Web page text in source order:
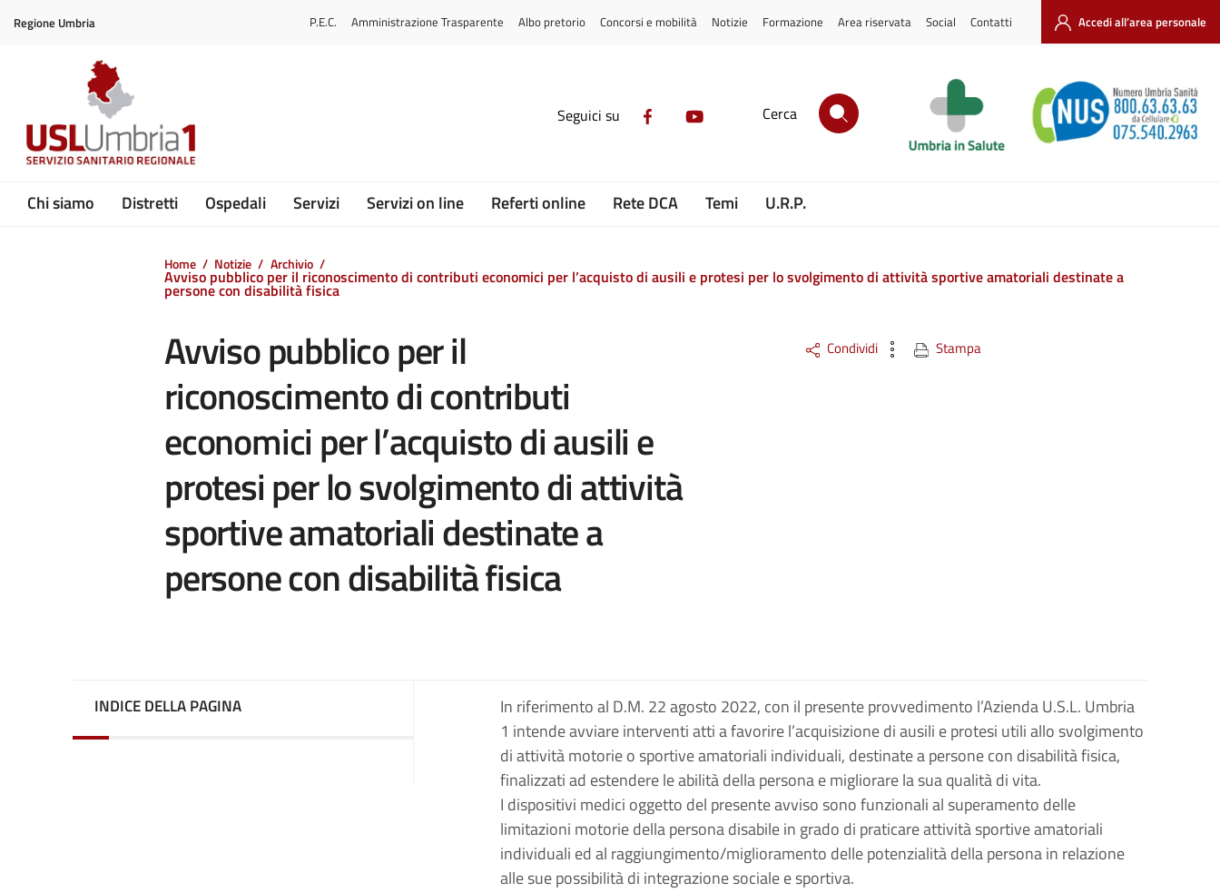
Vai al menu di navigazione
Vai al footer
Regione Umbria P.E.C. Amministrazione Trasparente Albo pretorio Concorsi e mobilità Notizie Formazione Area riservata Social Contatti Accedi all’area personale
Seguici su Cerca
Submenu
Chi siamo Distretti Ospedali Servizi Servizi on line Referti online Rete DCA Temi U.R.P.
Home / Notizie / Archivio /
Avviso pubblico per il riconoscimento di contributi economici per l’acquisto di ausili e protesi per lo svolgimento di attività sportive amatoriali destinate a
persone con disabilità fisica
Avviso pubblico per il
riconoscimento di contributi
economici per l’acquisto di ausili e
protesi per lo svolgimento di attività
sportive amatoriali destinate a
persone con disabilità fisica
Condividi Stampa
INDICE DELLA PAGINA
In riferimento al D.M. 22 agosto 2022, con il presente provvedimento l’Azienda U.S.L. Umbria
1 intende avviare interventi atti a favorire l’acquisizione di ausili e protesi utili allo svolgimento
di attività motorie o sportive amatoriali individuali, destinate a persone con disabilità fisica,
finalizzati ad estendere le abilità della persona e migliorare la sua qualità di vita.
I dispositivi medici oggetto del presente avviso sono funzionali al superamento delle
limitazioni motorie della persona disabile in grado di praticare attività sportive amatoriali
individuali ed al raggiungimento/miglioramento delle potenzialità della persona in relazione
alle sue possibilità di integrazione sociale e sportiva.